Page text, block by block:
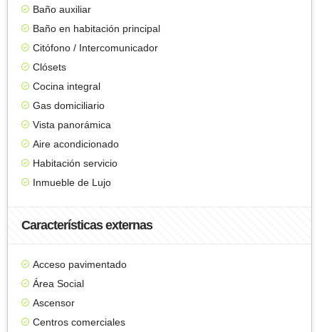
Baño auxiliar
Baño en habitación principal
Citófono / Intercomunicador
Clósets
Cocina integral
Gas domiciliario
Vista panorámica
Aire acondicionado
Habitación servicio
Inmueble de Lujo
Características externas
Acceso pavimentado
Área Social
Ascensor
Centros comerciales